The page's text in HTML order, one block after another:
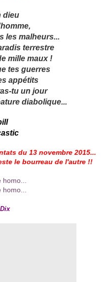
dieu
les malheurs...
terrestre
mille maux !
tes guerres
appétits
tu un jour
diabolique...
du 13 novembre 2015...
le bourreau de l'autre !!